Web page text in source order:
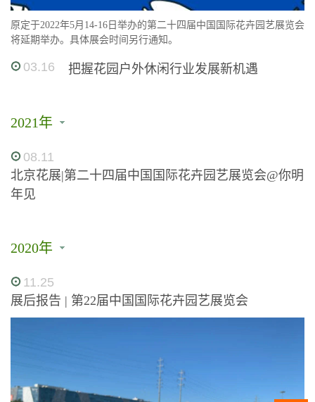
原定于2022年5月14-16日举办的第二十四届中国国际花卉园艺展览会
将延期举办。具体展会时间另行通知。
03.16 把握花园户外休闲行业发展新机遇
2021年
08.11
北京花展|第二十四届中国国际花卉园艺展览会@你明
年见
2020年
11.25
展后报告 | 第22届中国国际花卉园艺展览会